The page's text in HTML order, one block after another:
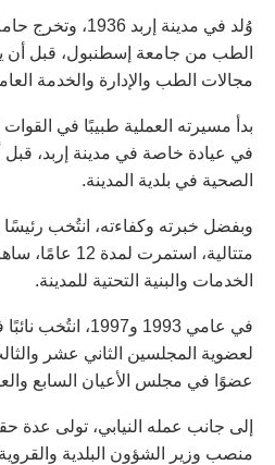
وُلد في مدينة إربد
الطب من جامعة إسطنبول، قبل أن
مجالات الطب والإدارة والخدمة
بدأ مسيرته العملية طبيبًا في
في عيادة خاصة في مدينة إربد، قبل
الصحية في بلدية المدينة.
وبفضل خبرته وكفاءته، انتُخب رئيسًا
متتالية، استمرت
الخدمات والبنية التحتية للمدينة.
في عامي 1993
لعضوية المجلسين الثاني عشر
عضوًا في مجلس الأعيان السابع
إلى جانب عمله النيابي، تولى عدة
منصب وزير الشؤون البلدية